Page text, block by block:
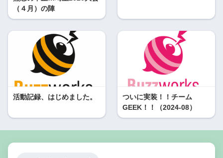
（４月）の陣
活動記録、はじめました。
ついに実装！！チーム
GEEK！！（2024-08）